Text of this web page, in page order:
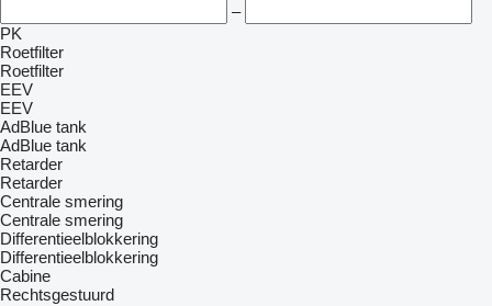
–
PK
Roetfilter
Roetfilter
EEV
EEV
AdBlue tank
AdBlue tank
Retarder
Retarder
Centrale smering
Centrale smering
Differentieelblokkering
Differentieelblokkering
Cabine
Rechtsgestuurd